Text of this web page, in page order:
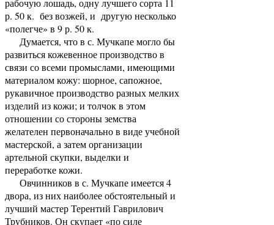
р. 50 к. без возжей, и другую несколько
«полегче» в 9 р. 50 к.
Думается, что в с. Мучкапе могло бы
развиться кожевенное производство в
связи со всеми промыслами, имеющими
материалом кожу: шорное, сапожное,
рукавичное производство разных мелких
изделий из кожи; и толчок в этом
отношении со стороны земства
желателен первоначально в виде учебной
мастерской, а затем организации
артельной скупки, выделки и
переработке кожи.
Овчинников в с. Мучкапе имеется 4
двора, из них наиболее обстоятельный и
лучший мастер Терентий Гаврилович
Трубников. Он скупает «по силе